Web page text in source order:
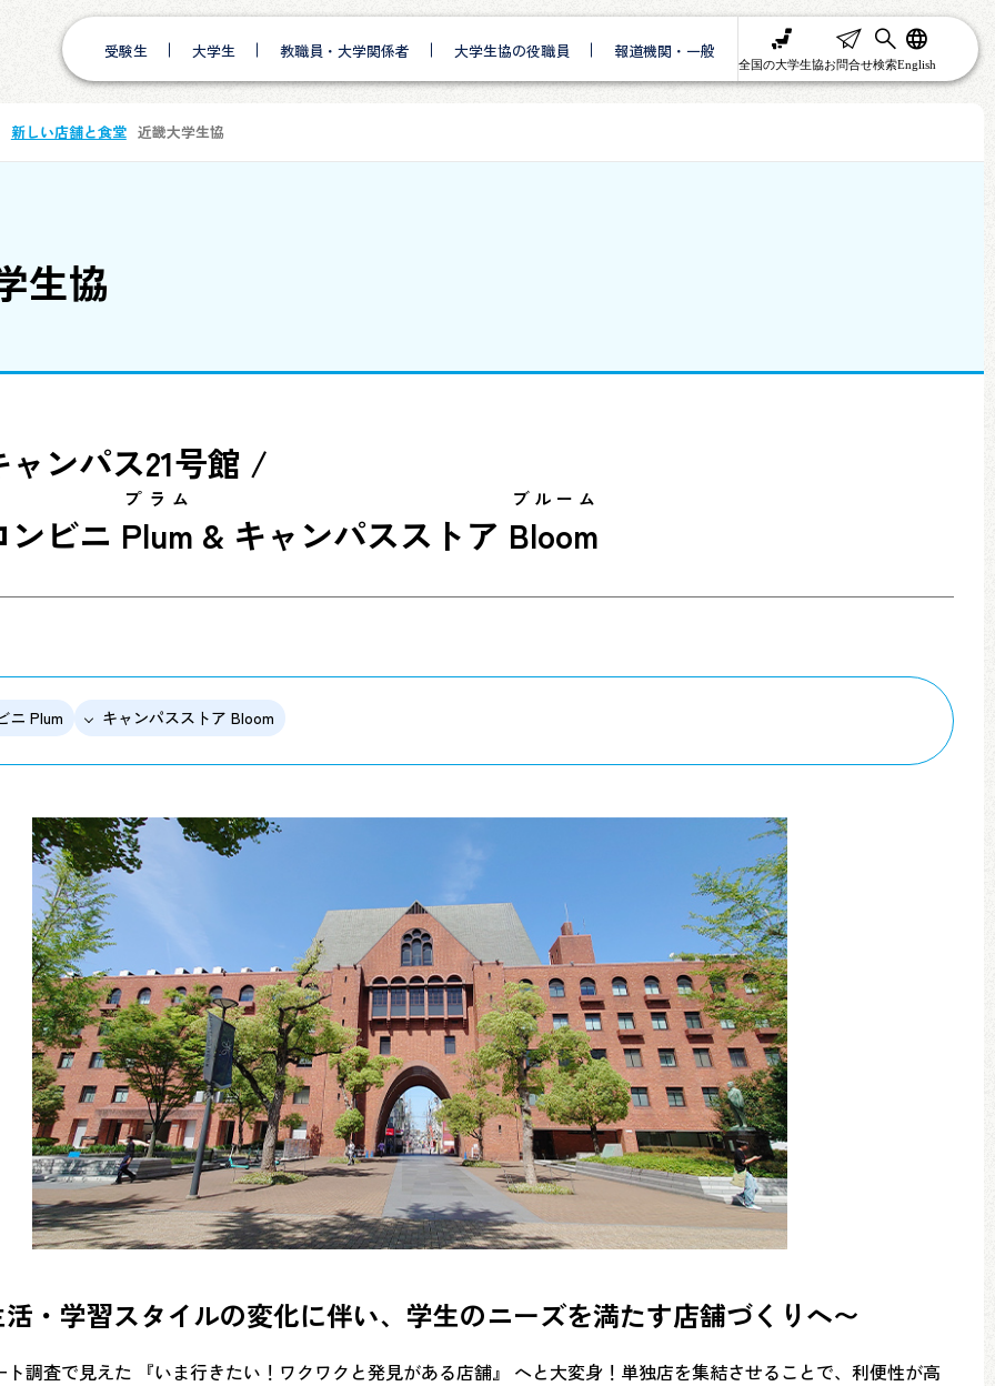
受験生 大学生 教職員・大学関係者 大学生協の役職員 報道機関・一般
全国の大学生協お問合せ検索English
新しい店舗と食堂 近畿大学生協
生協
ンパス21号館 /
ビニ Plum
プラム
& キャンパスストア Bloom
ブルーム
ニ Plum キャンパスストア Bloom
・学習スタイルの変化に伴い、学生のニーズを満たす店舗づくりへ〜
調査で見えた 『いま行きたい！ワクワクと発見がある店舗』 へと大変身！単独店を集結させることで、利便性が高